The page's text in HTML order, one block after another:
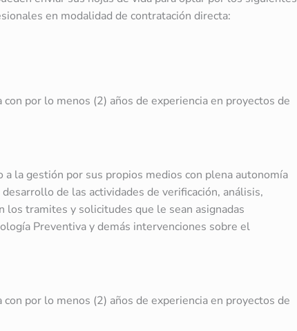
en modalidad de contratación directa:
por lo menos (2) años de experiencia en proyectos de
la gestión por sus propios medios con plena autonomía
de las actividades de verificación, análisis,
los tramites y solicitudes que le sean asignadas
Preventiva y demás intervenciones sobre el
por lo menos (2) años de experiencia en proyectos de